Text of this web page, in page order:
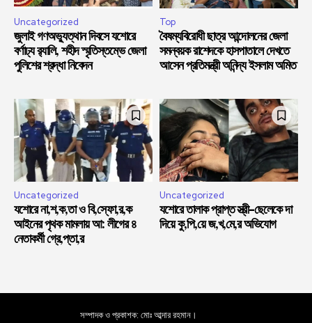
Uncategorized
জুলাই গণঅভ্যুত্থান দিবসে যশোরে
বর্ণাঢ্য র‍্যালি, শহীদ স্মৃতিস্তম্ভে জেলা
পুলিশের শ্রদ্ধা নিবেদন
Top
বৈষম্যবিরোধী ছাত্র আন্দোলনের জেলা
সমন্বয়ক রাশেদকে হাসপাতালে দেখতে
আসেন প্রতিমন্ত্রী অনিন্দ্য ইসলাম অমিত
Uncategorized
যশোরে না,শ,ক,তা ও বি,স্ফো,র,ক
আইনের পৃথক মামলায় আ: লীগের ৪
নেতাকর্মী গ্রে,প্তা,র
Uncategorized
যশোরে তালাক প্রাপ্ত স্ত্রী-ছেলেকে দা
দিয়ে কু,পি,য়ে জ,খ,মে,র অভিযোগ
সম্পাদক ও প্রকাশক: মোঃ আব্দার রহমান।